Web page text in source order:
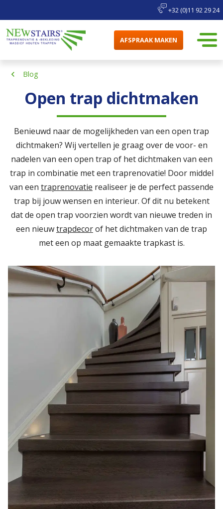
+32 (0)11 92 29 24
AFSPRAAK MAKEN
Blog
Open trap dichtmaken
Benieuwd naar de mogelijkheden van een open trap
dichtmaken? Wij vertellen je graag over de voor- en
nadelen van een open trap of het dichtmaken van een
trap in combinatie met een traprenovatie! Door middel
van een traprenovatie realiseer je de perfect passende
trap bij jouw wensen en interieur. Of dit nu betekent
dat de open trap voorzien wordt van nieuwe treden in
een nieuwtrapdecorof het dichtmaken van de trap
met een op maat gemaakte trapkast is.